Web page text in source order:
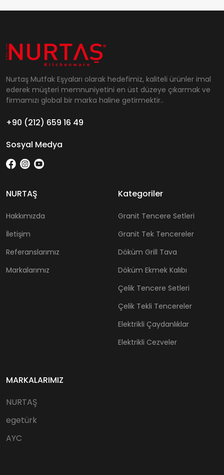
Nurtaş Mutfak Eşyaları olarak hedefimiz, kaliteli ürünler imal
ederek müşteri memnuniyetini en üst düzeye çıkarmak ve
firmamızı global bir marka haline getirmektir..
+90 (212) 659 16 49
Sosyal Medya
NURTAŞ
Hakkımızda
İletişim
Referanslarımız
Markalarımız
Kategoriler
Granit Tencere Setleri
Granit Tek Tencereler
Döküm Grill Tava
Döküm Ekmek Kalıbı
Çelik Tencere Setleri
Çelik Tekli Tencereler
Elektrikli Çaydanlıklar
Elektrikli Cezveler
MARKALARIMIZ
NURTAŞ
egetürk
AYC